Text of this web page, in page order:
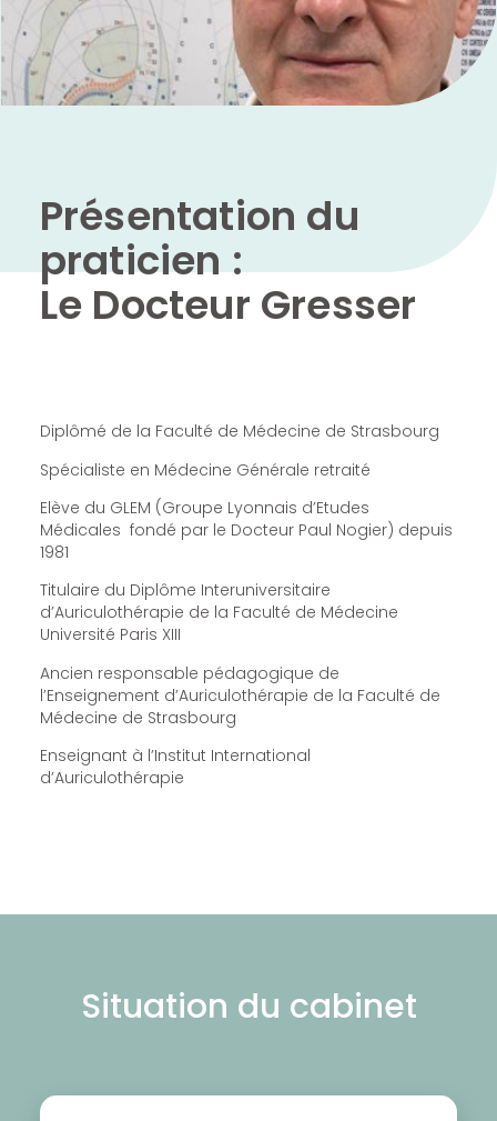
Présentation du
praticien :
Le Docteur Gresser
Diplômé de la Faculté de Médecine de Strasbourg
Spécialiste en Médecine Générale retraité
Elève du GLEM (Groupe Lyonnais d’Etudes
Médicales fondé par le Docteur Paul Nogier) depuis
1981
Titulaire du Diplôme Interuniversitaire
d’Auriculothérapie de la Faculté de Médecine
Université Paris XIII
Ancien responsable pédagogique de
l’Enseignement d’Auriculothérapie de la Faculté de
Médecine de Strasbourg
Enseignant à l’Institut International
d’Auriculothérapie
Situation du cabinet